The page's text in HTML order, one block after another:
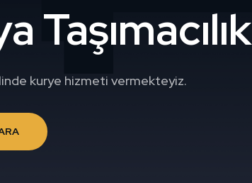
Taşımacılık
kurye hizmeti vermekteyiz.